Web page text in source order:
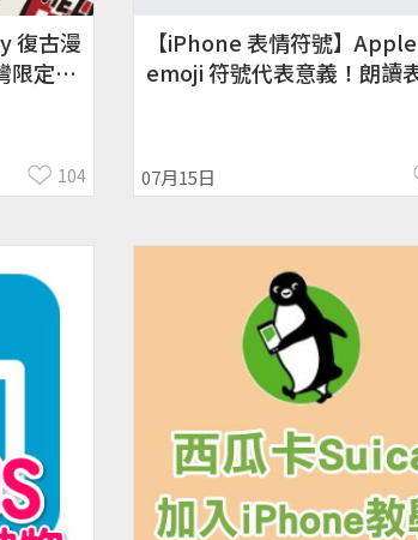
復古漫
限定、
104
【iPhone 表情符號】Apple
emoji 符號代表意義！朗讀
07月15日